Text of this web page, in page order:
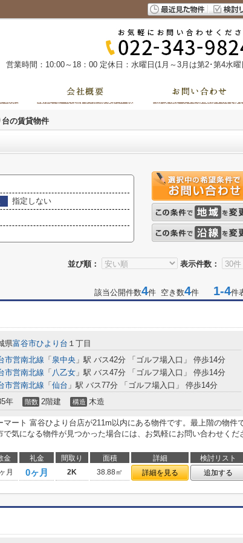
営業時間：10:00～18：00 定休日：水曜日(1月～3月は第2･第4水曜
台の賃貸物件
指定しない
並び順： 表示件数：
該当公開件数4件 空き数4件 1-4件
県富谷市ひより台 １丁目
市営南北線 「 泉中央 」駅 バス42分 「ゴルフ場入口」 停歩14分
市営南北線 「 八乙女 」駅 バス47分 「ゴルフ場入口」 停歩14分
市営南北線 「 仙台 」駅 バス77分 「ゴルフ場入口」 停歩14分
年 階数 2階建 構造 木造
マート 富谷ひより台店が211m以内にある物件です。最上階の物件
で気になる物件が見つかった場合には、お気軽にお問い合わせくだ
金 礼金 間取り 面積 詳細
検討リスト
月 0ヶ月 2K 38.88㎡ 詳細を見る 追加する